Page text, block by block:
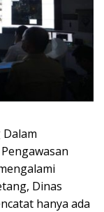
Dalam
Dinas
hanya ada